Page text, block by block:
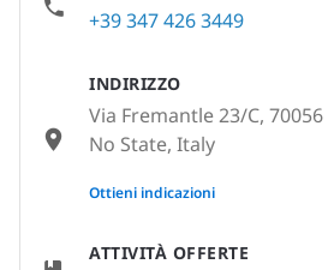
ATTIVITÀ OFFERTE
+39 347 426 3449
INDIRIZZO
Via Fremantle 23/C,
No State, Italy
None
Ottieni indicazioni